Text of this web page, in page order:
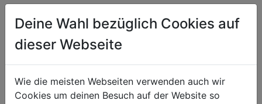
HERSTELLERINFORMATIONEN
WEITERE PRODUKTE AUS DIESER
Deine Wahl bezüglich Cookies auf
dieser Webseite
Wie die meisten Webseiten verwenden auch wir
Cookies um deinen Besuch auf der Website so